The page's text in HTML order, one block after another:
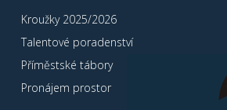
Kroužky 2025/2026
Talentové poradenství
Příměstské tábory
Pronájem prostor